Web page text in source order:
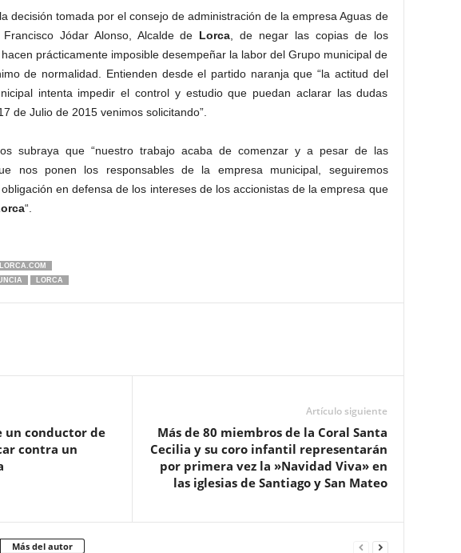
decisión tomada por el consejo de administración de la empresa Aguas de
Jódar Alonso, Alcalde de Lorca , de negar las copias de los
prácticamente imposible desempeñar la labor del Grupo municipal de
de normalidad. Entienden desde el partido naranja que “la actitud del
intenta impedir el control y estudio que puedan aclarar las dudas
de Julio de 2015 venimos solicitando”.
subraya que “nuestro trabajo acaba de comenzar y a pesar de las
nos ponen los responsables de la empresa municipal, seguiremos
en defensa de los intereses de los accionistas de la empresa que
“.
LORCA
un conductor de
contra un
Artículo siguiente
Más de 80 miembros de la Coral Santa
Cecilia y su coro infantil representarán
por primera vez la »Navidad Viva» en
las iglesias de Santiago y San Mateo
Más del autor